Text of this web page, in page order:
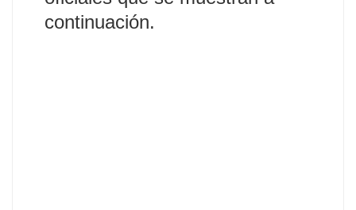
continuación.